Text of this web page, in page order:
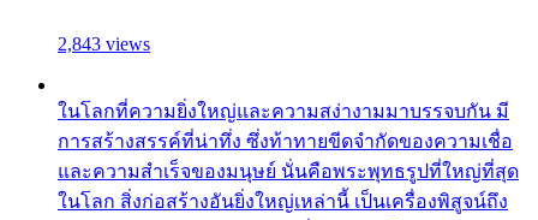
2,843 views
ในโลกที่ความยิ่งใหญ่และความสง่างามมาบรรจบกัน มี
การสร้างสรรค์ที่น่าทึ่ง ซึ่งท้าทายขีดจำกัดของความเชื่อ
และความสำเร็จของมนุษย์ นั่นคือพระพุทธรูปที่ใหญ่ที่สุด
ในโลก สิ่งก่อสร้างอันยิ่งใหญ่เหล่านี้ เป็นเครื่องพิสูจน์ถึง